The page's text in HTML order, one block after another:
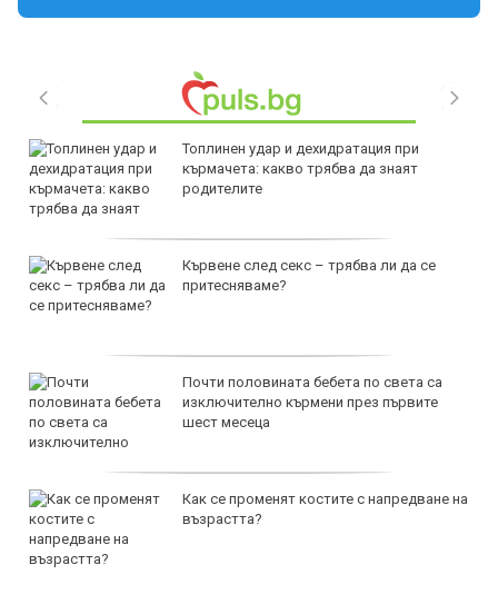
Топлинен удар и дехидратация при
кърмачета: какво трябва да знаят
родителите
Кървене след секс – трябва ли да се
притесняваме?
Почти половината бебета по света са
изключително кърмени през първите
шест месеца
Как се променят костите с напредване на
възрастта?